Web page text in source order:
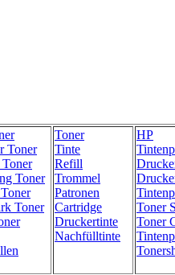
Toner
Toner
Toner
Toner
Tinte
Refill
Trommel
Patronen
Cartridge
Druckertinte
Nachfülltinte
HP
Toner
Toner